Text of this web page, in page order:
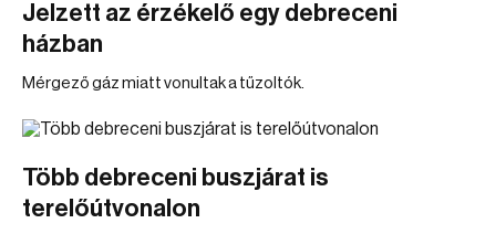
Jelzett az érzékelő egy debreceni
házban
Mérgező gáz miatt vonultak a tűzoltók.
Több debreceni buszjárat is
terelőútvonalon